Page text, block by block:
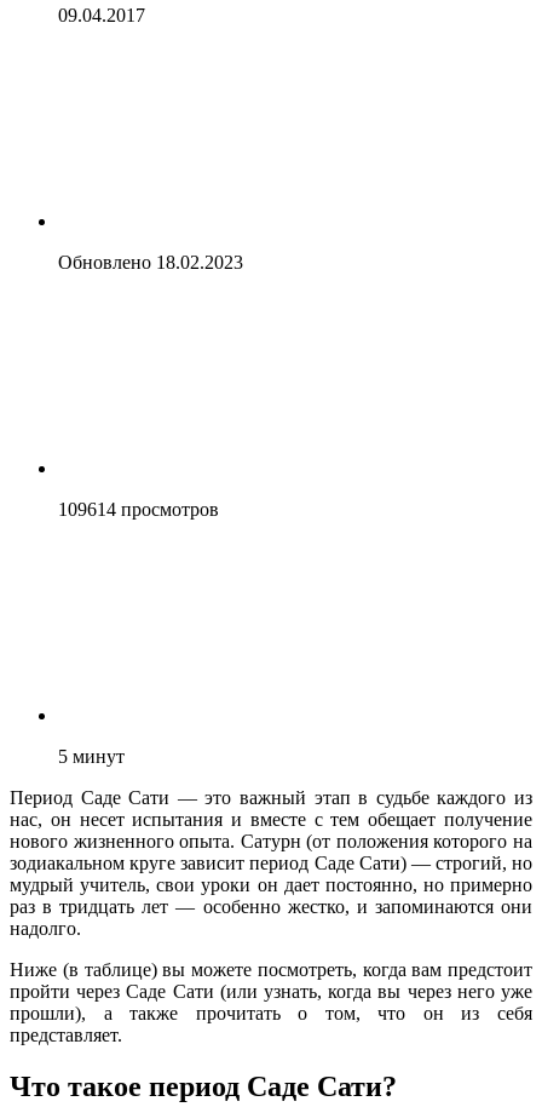
09.04.2017
Обновлено 18.02.2023
109614 просмотров
5 минут
Период Саде Сати — это важный этап в судьбе каждого из
нас, он несет испытания и вместе с тем обещает получение
нового жизненного опыта. Сатурн (от положения которого на
зодиакальном круге зависит период Саде Сати) — строгий, но
мудрый учитель, свои уроки он дает постоянно, но примерно
раз в тридцать лет — особенно жестко, и запоминаются они
надолго.
Ниже (в таблице) вы можете посмотреть, когда вам предстоит
пройти через Саде Сати (или узнать, когда вы через него уже
прошли), а также прочитать о том, что он из себя
представляет.
Что такое период Саде Сати?